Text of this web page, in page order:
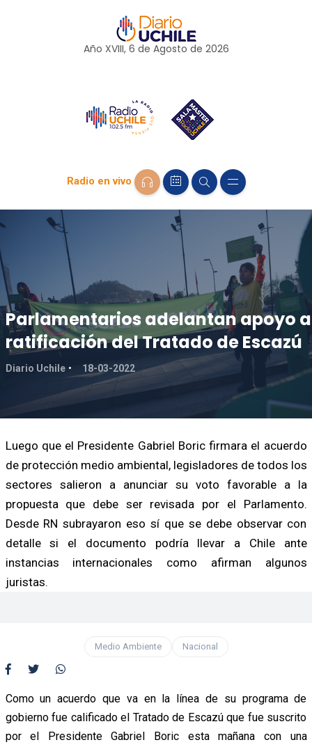
Año XVIII, 6 de Agosto de 2026
Radio en vivo
Parlamentarios adelantan apoyo a
ratificación del Tratado de Escazú
Diario Uchile 18-03-2022
Luego que el Presidente Gabriel Boric firmara el acuerdo
de protección medio ambiental, legisladores de todos los
sectores salieron a anunciar su voto favorable a la
propuesta que debe ser revisada por el Parlamento.
Desde RN subrayaron eso sí que se debe observar con
detalle si el documento podría llevar a Chile ante
instancias internacionales como afirman algunos
juristas.
Medio Ambiente Nacional
Como un acuerdo que va en la línea de su programa de
gobierno fue calificado el Tratado de Escazú que fue suscrito
por el Presidente Gabriel Boric esta mañana con una